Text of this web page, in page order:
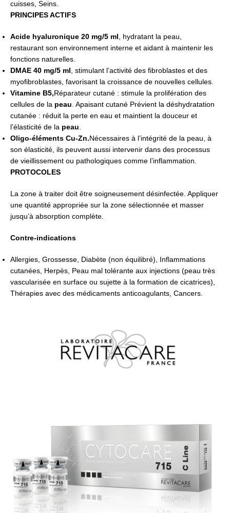
cuisses, Seins.
PRINCIPES ACTIFS
Acide hyaluronique 20 mg/5 ml , hydratant la peau,
restaurant son environnement interne et aidant à maintenir les
fonctions naturelles.
DMAE 40 mg/5 ml , stimulant l’activité des fibroblastes et des
myofibroblastes, favorisant la croissance de nouvelles cellules.
Vitamine B5,Réparateur cutané : stimule la prolifération des
cellules de la peau . Apaisant cutané Prévient la déshydratation
cutanée : réduit la perte en eau et maintient la douceur et
l’élasticité de la peau
Oligo-éléments Cu-Zn.Nécessaires à l’intégrité de la peau, à
son élasticité, ils peuvent aussi intervenir dans des processus
de vieillissement ou pathologiques comme l’inflammation.
PROTOCOLES
La zone à traiter doit être soigneusement désinfectée. Appliquer
une quantité appropriée sur la zone sélectionnée et masser
jusqu’à absorption complète.
Contre-indications
Allergies, Grossesse, Diabète (non équilibré), Inflammations
cutanées, Herpès, Peau mal tolérante aux injections (peau très
vascularisée en surface ou sujette à la formation de cicatrices),
Thérapies avec des médicaments anticoagulants, Cancers.